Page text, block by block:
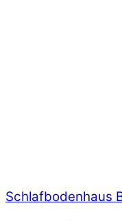
Schlafbodenhaus